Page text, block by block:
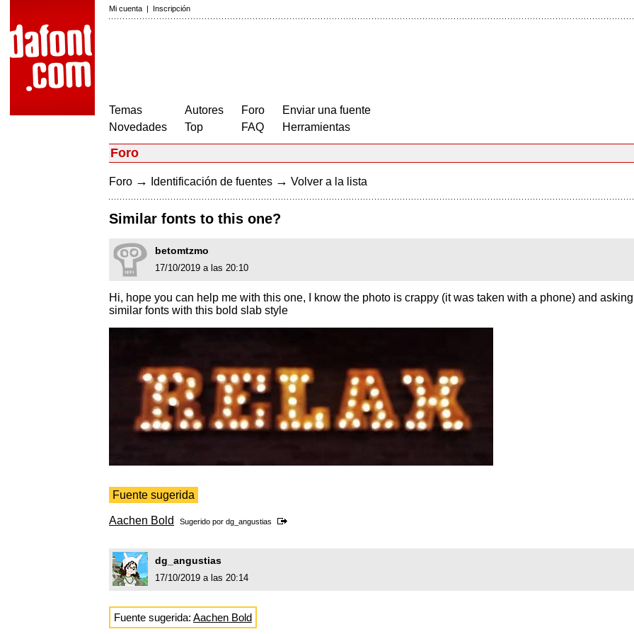
Mi cuenta | Inscripción
Temas
Novedades
Autores
Top
Foro
FAQ
Enviar una fuente
Herramientas
Foro
Foro → Identificación de fuentes → Volver a la lista
Similar fonts to this one?
betomtzmo
17/10/2019 a las 20:10
Hi, hope you can help me with this one, I know the photo is crappy (it was taken with a phone) and
similar fonts with this bold slab style
Fuente sugerida
Aachen Bold Sugerido por dg_angustias
dg_angustias
17/10/2019 a las 20:14
Fuente sugerida: Aachen Bold